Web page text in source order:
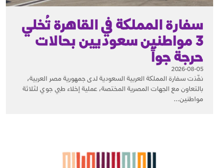
سفارة المملكة في القاهرة تُخلي
3 مواطنين سعوديين بحالات
حرجة جواً
2026-08-05
نفّذت سفارة المملكة العربية السعودية لدى جمهورية مصر العربية،
بالتعاون مع الجهات المصرية المختصة، عملية إخلاء طبي جوي لثلاثة
مواطنين...